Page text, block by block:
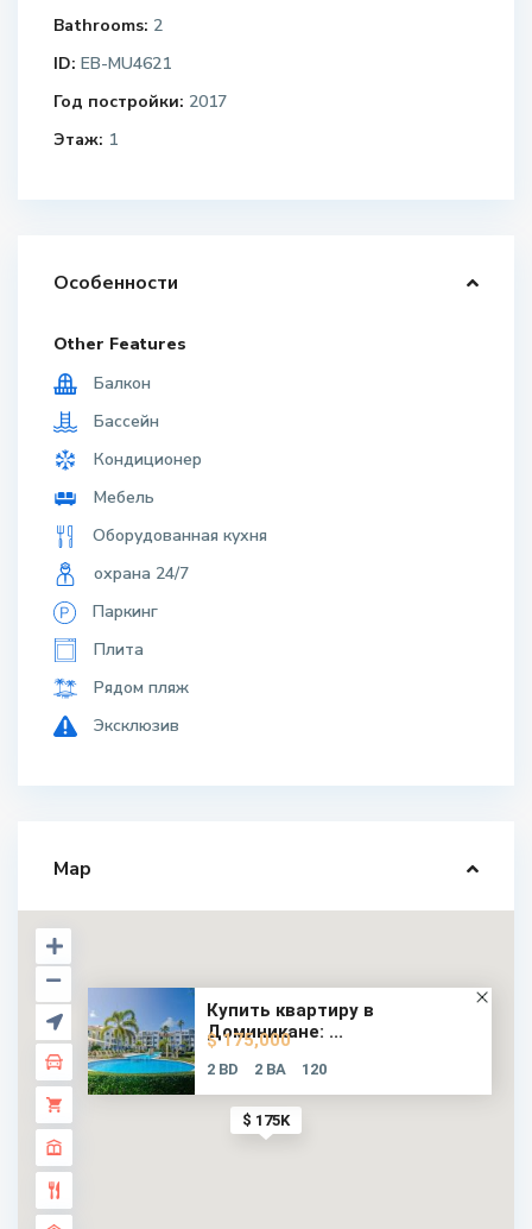
Bathrooms: 2
ID: EB-MU4621
Год постройки: 2017
Этаж: 1
Особенности
Other Features
Балкон
Бассейн
Кондиционер
Мебель
Оборудованная кухня
охрана 24/7
Паркинг
Плита
Рядом пляж
Эксклюзив
Map
$ 175K
Купить квартиру в
Доминикане: ...
$ 175,000
2 BD 2 BA 120